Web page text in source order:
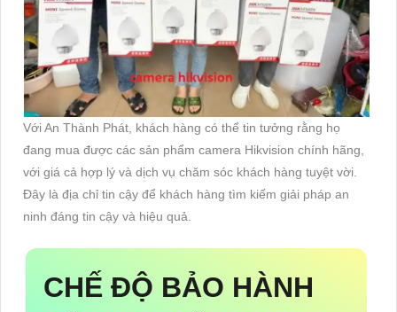
Với An Thành Phát, khách hàng có thể tin tưởng rằng họ
đang mua được các sản phẩm camera Hikvision chính hãng,
với giá cả hợp lý và dịch vụ chăm sóc khách hàng tuyệt vời.
Đây là địa chỉ tin cậy để khách hàng tìm kiếm giải pháp an
ninh đáng tin cậy và hiệu quả.
CHẾ ĐỘ BẢO HÀNH